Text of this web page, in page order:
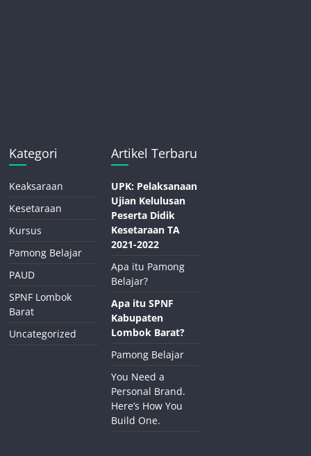
Kategori
Keaksaraan
Kesetaraan
Kursus
Pamong Belajar
PAUD
SPNF Lombok
Barat
Uncategorized
Artikel Terbaru
UPK: Pelaksanaan
Ujian Kelulusan
Peserta Didik
Kesetaraan TA
2021-2022
Apa itu Pamong
Belajar?
Apa itu SPNF
Kabupaten
Lombok Barat?
Pamong Belajar
You Need a
Personal Brand.
Here’s How You
Build One.